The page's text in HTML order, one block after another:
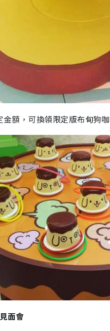
金額，可換領限定版布甸狗
面會